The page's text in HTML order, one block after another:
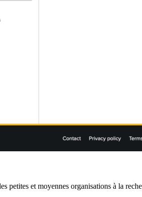
petites et moyennes organisations à la